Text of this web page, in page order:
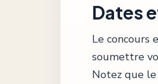
Dates
Le concours
soumettre
Notez que le